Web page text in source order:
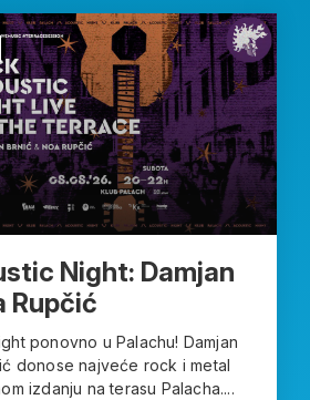
Night: Damjan
Rupčić
ponovno u Palachu! Damjan
donose najveće rock i metal
izdanju na terasu Palacha....